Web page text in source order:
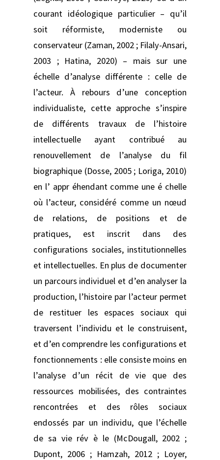
courant idéologique particulier – qu’il
soit réformiste, moderniste ou
conservateur (Zaman, 2002 ; Filaly-Ansari,
2003 ; Hatina, 2020) – mais sur une
échelle d’analyse différente : celle de
l’acteur. À rebours d’une conception
individualiste, cette approche s’inspire
de différents travaux de l’histoire
intellectuelle ayant contribué au
renouvellement de l’analyse du fil
biographique (Dosse, 2005 ; Loriga, 2010)
en l’ appr éhendant comme une é chelle
où l’acteur, considéré comme un nœud
de relations, de positions et de
pratiques, est inscrit dans des
configurations sociales, institutionnelles
et intellectuelles. En plus de documenter
un parcours individuel et d’en analyser la
production, l’histoire par l’acteur permet
de restituer les espaces sociaux qui
traversent l’individu et le construisent,
et d’en comprendre les configurations et
fonctionnements : elle consiste moins en
l’analyse d’un récit de vie que des
ressources mobilisées, des contraintes
rencontrées et des rôles sociaux
endossés par un individu, que l’échelle
de sa vie rév è le (McDougall, 2002 ;
Dupont, 2006 ; Hamzah, 2012 ; Loyer,